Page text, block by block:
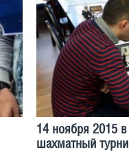
14 ноября 2015
шахматный